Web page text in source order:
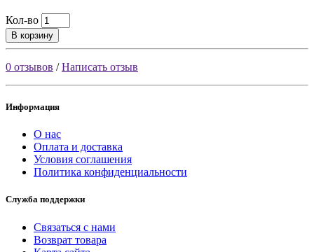
Кол-во
В корзину
0 отзывов /Написать отзыв
Информация
О нас
Оплата и доставка
Условия соглашения
Политика конфиденциальности
Служба поддержки
Связаться с нами
Возврат товара